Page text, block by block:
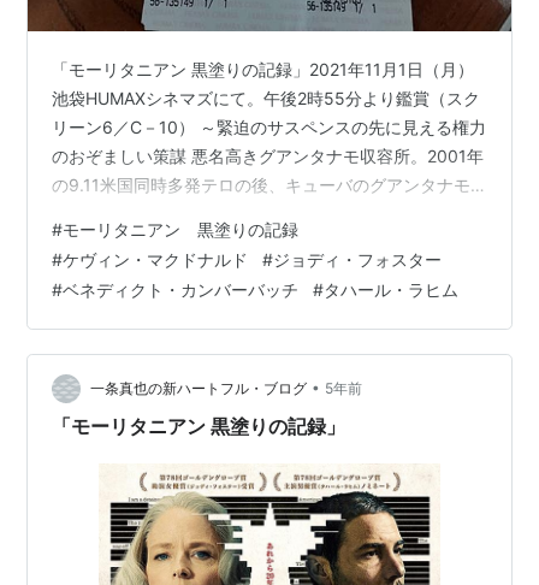
「モーリタニアン 黒塗りの記録」2021年11月1日（月）
池袋HUMAXシネマズにて。午後2時55分より鑑賞（スク
リーン6／C－10） ～緊迫のサスペンスの先に見える権力
のおぞましい策謀 悪名高きグアンタナモ収容所。2001年
の9.11米国同時多発テロの後、キューバのグアンタナモ
きのないまま長期間にわたって拘禁され続けたモーリタ
ニア人、モハメドゥ・ウルド・スラヒの手記を映画化し
た社会派サスペンスが「モーリタニアン 黒塗りの記録」
である。監督は、「ブラック・セプテンバー／五輪テロ
の真実」「ラストキング・オブ・スコットランド」のケ
ヴィン・マクドナル…
#モーリタニアン 黒塗りの記録
#ケヴィン・マクドナルド #ジョディ・フォスター
#ベネディクト・カンバーバッチ #タハール・ラヒム
一条真也の新ハートフル・ブログ • 5年前
「モーリタニアン 黒塗りの記録」